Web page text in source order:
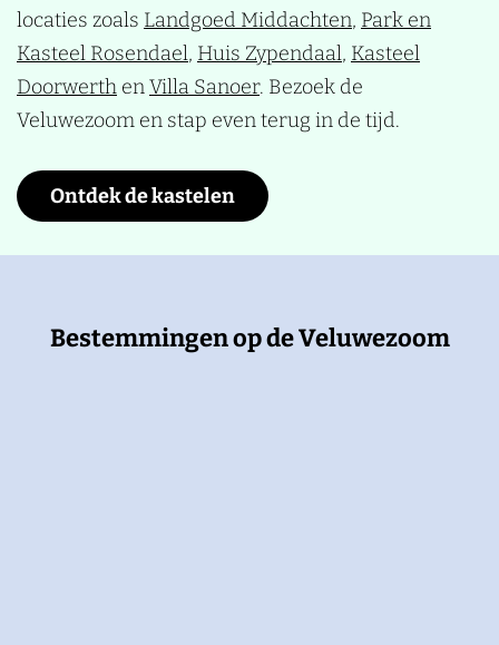
locaties zoals Landgoed Middachten, Park en
Kasteel Rosendael, Huis Zypendaal, Kasteel
Doorwerth enVilla Sanoer. Bezoek de
Veluwezoom en stap even terug in de tijd.
Ontdek de kastelen
Bestemmingen op de Veluwezoom